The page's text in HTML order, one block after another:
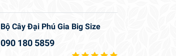
Bộ Cây Đại Phú Gia Big Size
090 180 5859